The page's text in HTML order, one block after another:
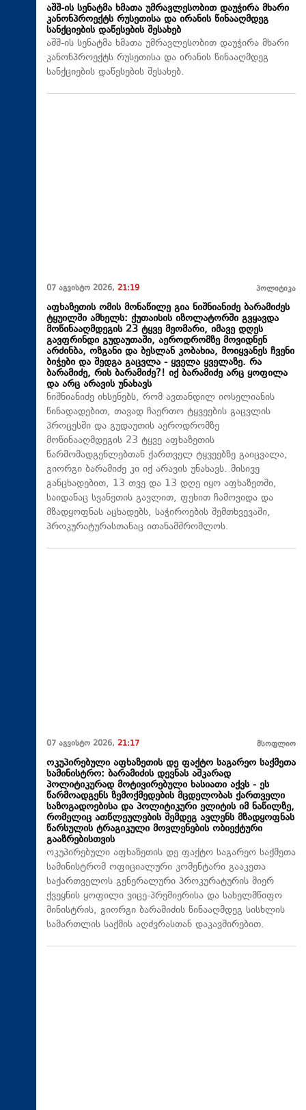
აშშ-ის სენატმა ხმათა უმრავლესობით დაუჭირა მხარი
კანონპროექტს რუსეთისა და ირანის წინააღმდეგ
სანქციების დაწესების შესახებ
აშშ-ის სენატმა ხმათა უმრავლესობით დაუჭირა მხარი
კანონპროექტს რუსეთისა და ირანის წინააღმდეგ
სანქციების დაწესების შესახებ.
07 აგვისტო 2026, 21:19 პოლიტიკა
აფხაზეთის ომის მონაწილე გია ნიშნიანიძე ბარამიძეს
ტყუილში ამხელს: ქუთაისის იზოლატორში გვყავდა
მოწინააღმდეგის 23 ტყვე მეომარი, იმავე დღეს
გავფრინდი გუდაუთაში, აეროდრომზე მოვიდნენ
არძინბა, ოზგანი და ბესლან კობახია, მოიყვანეს ჩვენი
ბიჭები და შედგა გაცვლა - ყველა ყველაზე. რა
ბარამიძე, რის ბარამიძე?! იქ ბარამიძე არც ყოფილა
და არც არავის უნახავს
ნიშნიანიძე იხსენებს, რომ ავთანდილ იოსელიანის
წინადადებით, თავად ჩაერთო ტყვეების გაცვლის
პროცესში და გუდაუთის აეროდრომზე
მოწინააღმდეგის 23 ტყვე აფხაზეთის
წარმომადგენლებთან ქართველ ტყვეებზე გაიცვალა,
გიორგი ბარამიძე კი იქ არავის უნახავს. მისივე
განცხადებით, 13 თვე და 13 დღე იყო აფხაზეთში,
საიდანაც სვანეთის გავლით, ფეხით ჩამოვიდა და
მზადყოფნას აცხადებს, საჭიროების შემთხვევაში,
პროკურატურასთანაც ითანამშრომლოს.
07 აგვისტო 2026, 21:17 მსოფლიო
ოკუპირებული აფხაზეთის დე ფაქტო საგარეო საქმეთა
სამინისტრო: ბარამიძის დევნას აშკარად
პოლიტიკურად მოტივირებული ხასიათი აქვს - ეს
წარმოადგენს ზემოქმედების მცდელობას ქართველი
საზოგადოებისა და პოლიტიკური ელიტის იმ ნაწილზე,
რომელიც ათწლეულების შემდეგ ავლენს მზადყოფნას
წარსულის ტრაგიკული მოვლენების ობიექტური
გააზრებისთვის
ოკუპირებული აფხაზეთის დე ფაქტო საგარეო საქმეთა
სამინისტრომ ოფიციალური კომენტარი გააკეთა
საქართველოს გენერალური პროკურატურის მიერ
ქვეყნის ყოფილი ვიცე-პრემიერისა და სახელმწიფო
მინისტრის, გიორგი ბარამიძის წინააღმდეგ სისხლის
სამართლის საქმის აღძვრასთან დაკავშირებით.